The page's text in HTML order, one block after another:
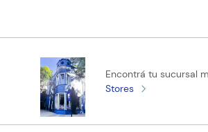
Encontrá tu sucursal
Stores